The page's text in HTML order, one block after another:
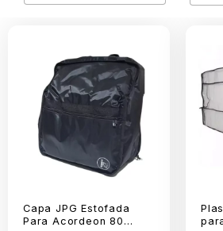
Capa JPG Estofada
Para Acordeon 80